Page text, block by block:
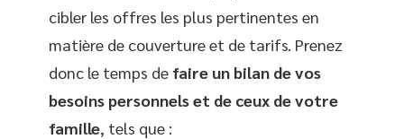
cibler les offres les plus pertinentes en
matière de couverture et de tarifs. Prenez
donc le temps de faire un bilan de vos
besoins personnels et de ceux de votre
famille, tels que :